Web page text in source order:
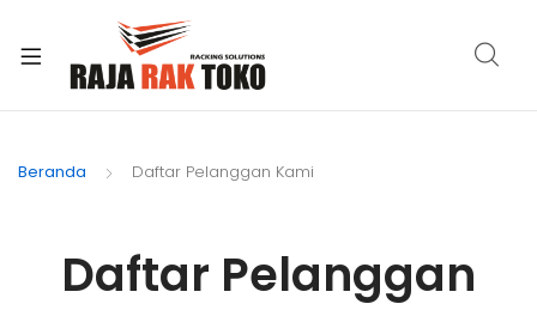
Beranda Daftar Pelanggan Kami
Daftar Pelanggan